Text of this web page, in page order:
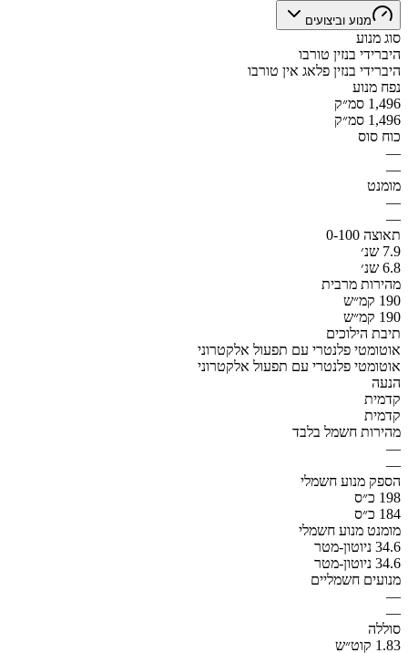
מנוע וביצועים
סוג מנוע
היברידי בנזין טורבו
היברידי בנזין פלאג אין טורבו
נפח מנוע
1,496 סמ״ק
1,496 סמ״ק
כוח סוס
—
—
מומנט
—
—
תאוצה 0-100
7.9 שנ׳
6.8 שנ׳
מהירות מרבית
190 קמ״ש
190 קמ״ש
תיבת הילוכים
אוטומטי פלנטרי עם תפעול אלקטרוני
אוטומטי פלנטרי עם תפעול אלקטרוני
הנעה
קדמית
קדמית
מהירות חשמל בלבד
—
—
הספק מנוע חשמלי
198 כ״ס
184 כ״ס
מומנט מנוע חשמלי
34.6 ניוטון-מטר
34.6 ניוטון-מטר
מנועים חשמליים
—
—
סוללה
1.83 קוט״ש